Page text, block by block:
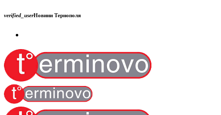
verified_userНовини Тернополя